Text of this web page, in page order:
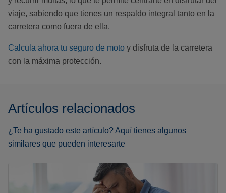
viaje, sabiendo que tienes un respaldo integral tanto en la
carretera como fuera de ella.
Calcula ahora tu seguro de moto y disfruta de la carretera
con la máxima protección.
Artículos relacionados
¿Te ha gustado este artículo? Aquí tienes algunos
similares que pueden interesarte